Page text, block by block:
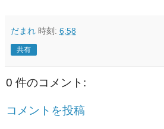
だまれ 時刻: 6:58
共有
0 件のコメント:
コメントを投稿